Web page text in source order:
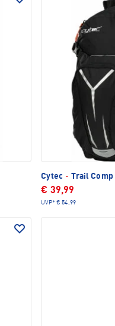
Cytec · Trail
€ 39,99
UVP* € 54,99